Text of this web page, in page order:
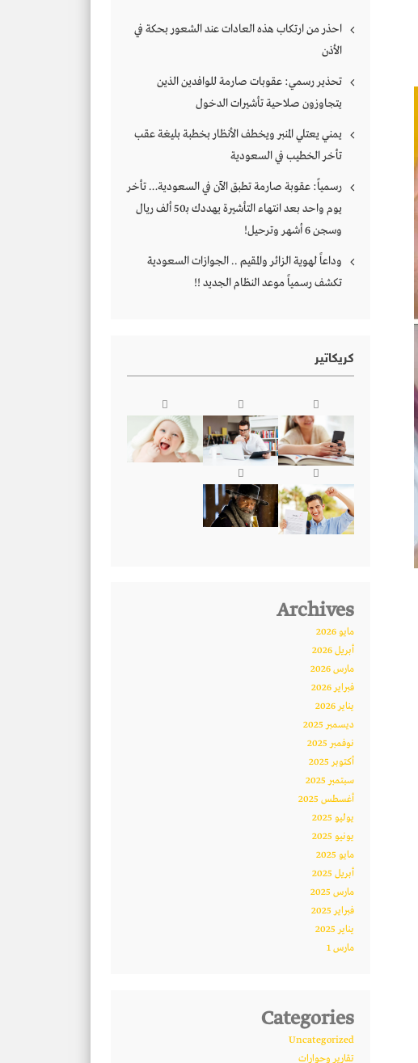
احذر من ارتكاب هذه العادات عند الشعور بحكة في
الأذن
تحذير رسمي: عقوبات صارمة للوافدين الذين
يتجاوزون صلاحية تأشيرات الدخول
يمني يعتلي المنبر ويخطف الأنظار بخطبة بليغة عقب
تأخر الخطيب في السعودية
رسمياً: عقوبة صارمة تطبق الآن في السعودية… تأخر
يوم واحد بعد انتهاء التأشيرة يهددك بـ50 ألف ريال
وسجن 6 أشهر وترحيل!
وداعاً لهوية الزائر والمقيم .. الجوازات السعودية
تكشف رسمياً موعد النظام الجديد !!
كريكاتير
Archives
مايو 2026
أبريل 2026
مارس 2026
فبراير 2026
يناير 2026
ديسمبر 2025
نوفمبر 2025
أكتوبر 2025
سبتمبر 2025
أغسطس 2025
يوليو 2025
يونيو 2025
مايو 2025
أبريل 2025
مارس 2025
فبراير 2025
يناير 2025
مارس 1
Categories
Uncategorized
تقارير وحوارات